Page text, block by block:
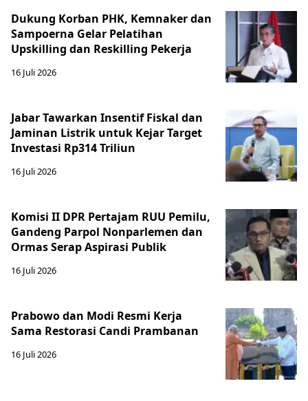
Dukung Korban PHK, Kemnaker dan
Sampoerna Gelar Pelatihan
Upskilling dan Reskilling Pekerja
16 Juli 2026
Jabar Tawarkan Insentif Fiskal dan
Jaminan Listrik untuk Kejar Target
Investasi Rp314 Triliun
16 Juli 2026
Komisi II DPR Pertajam RUU Pemilu,
Gandeng Parpol Nonparlemen dan
Ormas Serap Aspirasi Publik
16 Juli 2026
Prabowo dan Modi Resmi Kerja
Sama Restorasi Candi Prambanan
16 Juli 2026